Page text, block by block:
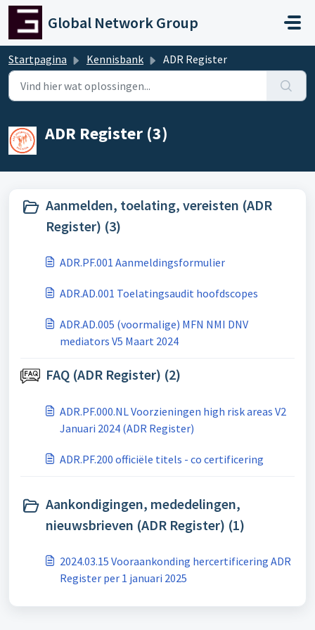
Doorgaan naar hoofdinhoud
Global Network Group
Startpagina Kennisbank ADR Register
ADR Register (3)
Aanmelden, toelating, vereisten (ADR
Register) (3)
ADR.PF.001 Aanmeldingsformulier
ADR.AD.001 Toelatingsaudit hoofdscopes
ADR.AD.005 (voormalige) MFN NMI DNV
mediators V5 Maart 2024
FAQ (ADR Register) (2)
ADR.PF.000.NL Voorzieningen high risk areas V2
Januari 2024 (ADR Register)
ADR.PF.200 officiële titels - co certificering
Aankondigingen, mededelingen,
nieuwsbrieven (ADR Register) (1)
2024.03.15 Vooraankonding hercertificering ADR
Register per 1 januari 2025